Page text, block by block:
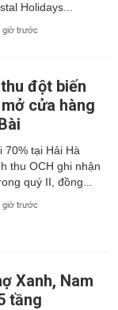
Holidays...
giờ trước
đột biến
cửa hàng
70% tại Hải Hà
thu OCH ghi nhận
quý II, đồng...
giờ trước
Xanh, Nam
tầng